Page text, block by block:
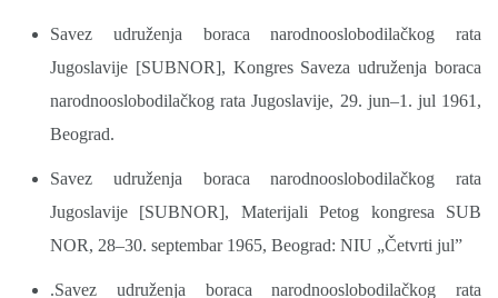
Savez udruženja boraca narodnooslobodilačkog rata
Jugoslavije [SUBNOR], Kongres Saveza udruženja boraca
narodnooslobodilačkog rata Jugoslavije, 29. jun–1. jul 1961,
Beograd.
Savez udruženja boraca narodnooslobodilačkog rata
Jugoslavije [SUBNOR], Materijali Petog kongresa SUB
NOR, 28–30. septembar 1965, Beograd: NIU „Četvrti jul”
.Savez udruženja boraca narodnooslobodilačkog rata